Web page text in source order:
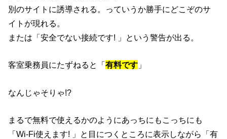
別のサイトに誘導される。っていうか勝手にどこぞのサ
イトが現れる。
または「安全でない接続です! 」という警告が出る。
客室乗務員にたずねると「有料です 」
なんじゃそりゃ!?
まるで無料で使えるかのようにあっちにもこっちにも
「Wi-Fi使えます! 」と目につくところに表示しながら「有